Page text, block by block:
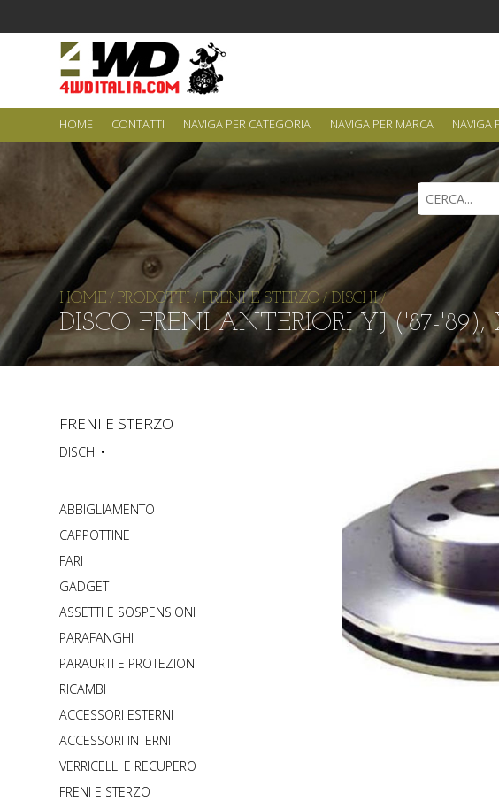
HOME CONTATTI NAVIGA PER CATEGORIA NAVIGA PER MARCA NAVIGA
HOME /PRODOTTI / FRENI E STERZO/ DISCHI/
DISCO FRENI ANTERIORI YJ ('87-'89),
FRENI E STERZO
DISCHI
ABBIGLIAMENTO
CAPPOTTINE
FARI
GADGET
ASSETTI E SOSPENSIONI
PARAFANGHI
PARAURTI E PROTEZIONI
RICAMBI
ACCESSORI ESTERNI
ACCESSORI INTERNI
VERRICELLI E RECUPERO
FRENI E STERZO